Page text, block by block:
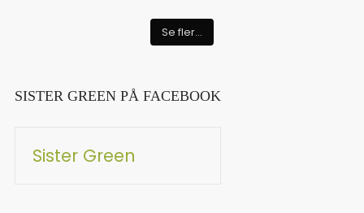
Se fler...
SISTER GREEN PÅ FACEBOOK
Sister Green